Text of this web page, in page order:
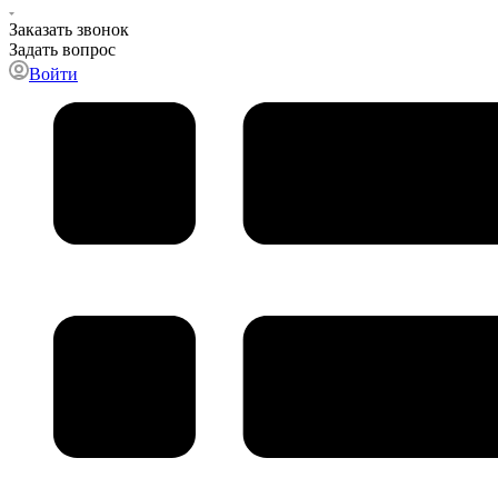
Заказать звонок
Задать вопрос
Войти